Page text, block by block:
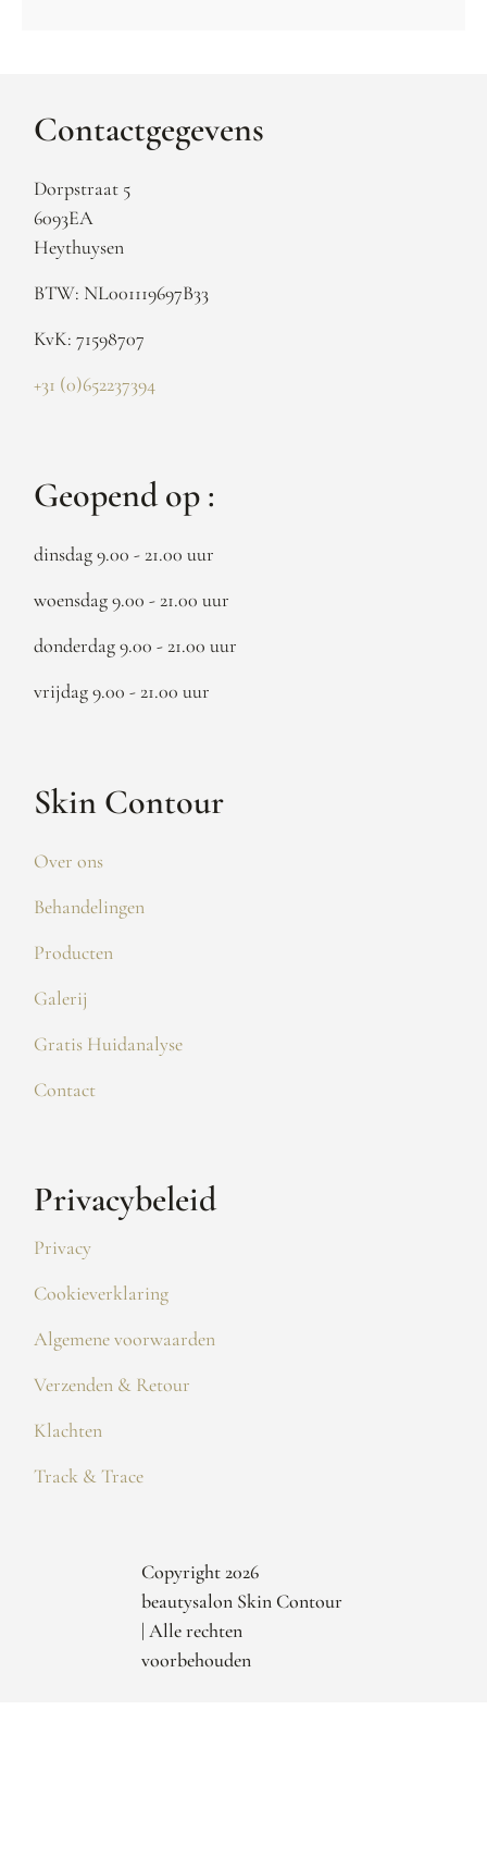
Contactgegevens
Dorpstraat 5
6093EA
Heythuysen
BTW: NL001119697B33
KvK: 71598707
+31 (0)652237394
Geopend op :
dinsdag 9.00 - 21.00 uur
woensdag 9.00 - 21.00 uur
donderdag 9.00 - 21.00 uur
vrijdag 9.00 - 21.00 uur
Skin Contour
Over ons
Behandelingen
Producten
Galerij
Gratis Huidanalyse
Contact
Privacybeleid
Privacy
Cookieverklaring
Algemene voorwaarden
Verzenden & Retour
Klachten
Track & Trace
Copyright 2026
beautysalon Skin Contour
| Alle rechten
voorbehouden